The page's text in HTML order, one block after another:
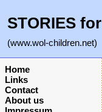
STORIES for
(www.wol-children.net)
Home
Links
Contact
About us